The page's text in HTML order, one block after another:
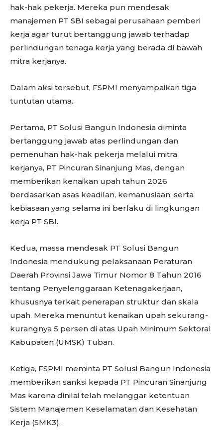
hak-hak pekerja. Mereka pun mendesak
manajemen PT SBI sebagai perusahaan pemberi
kerja agar turut bertanggung jawab terhadap
perlindungan tenaga kerja yang berada di bawah
mitra kerjanya.
Dalam aksi tersebut, FSPMI menyampaikan tiga
tuntutan utama.
Pertama, PT Solusi Bangun Indonesia diminta
bertanggung jawab atas perlindungan dan
pemenuhan hak-hak pekerja melalui mitra
kerjanya, PT Pincuran Sinanjung Mas, dengan
memberikan kenaikan upah tahun 2026
berdasarkan asas keadilan, kemanusiaan, serta
kebiasaan yang selama ini berlaku di lingkungan
kerja PT SBI.
Kedua, massa mendesak PT Solusi Bangun
Indonesia mendukung pelaksanaan Peraturan
Daerah Provinsi Jawa Timur Nomor 8 Tahun 2016
tentang Penyelenggaraan Ketenagakerjaan,
khususnya terkait penerapan struktur dan skala
upah. Mereka menuntut kenaikan upah sekurang-
kurangnya 5 persen di atas Upah Minimum Sektoral
Kabupaten (UMSK) Tuban.
Ketiga, FSPMI meminta PT Solusi Bangun Indonesia
memberikan sanksi kepada PT Pincuran Sinanjung
Mas karena dinilai telah melanggar ketentuan
Sistem Manajemen Keselamatan dan Kesehatan
Kerja (SMK3).